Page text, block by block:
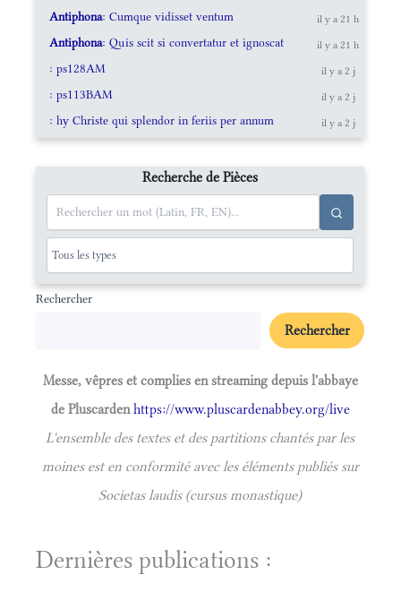
Antiphona: Cumque vidisset ventum il y a 21 h
Antiphona: Quis scit si convertatur et ignoscat il y a 21 h
: ps128AM il y a 2 j
: ps113BAM il y a 2 j
: hy Christe qui splendor in feriis per annum il y a 2 j
Recherche de Pièces
Rechercher
Rechercher
Messe, vêpres et complies en streaming depuis l'abbaye
de Pluscardenhttps://www.pluscardenabbey.org/live
L'ensemble des textes et des partitions chantés par les
moines est en conformité avec les éléments publiés sur
Societas laudis (cursus monastique)
Dernières publications :